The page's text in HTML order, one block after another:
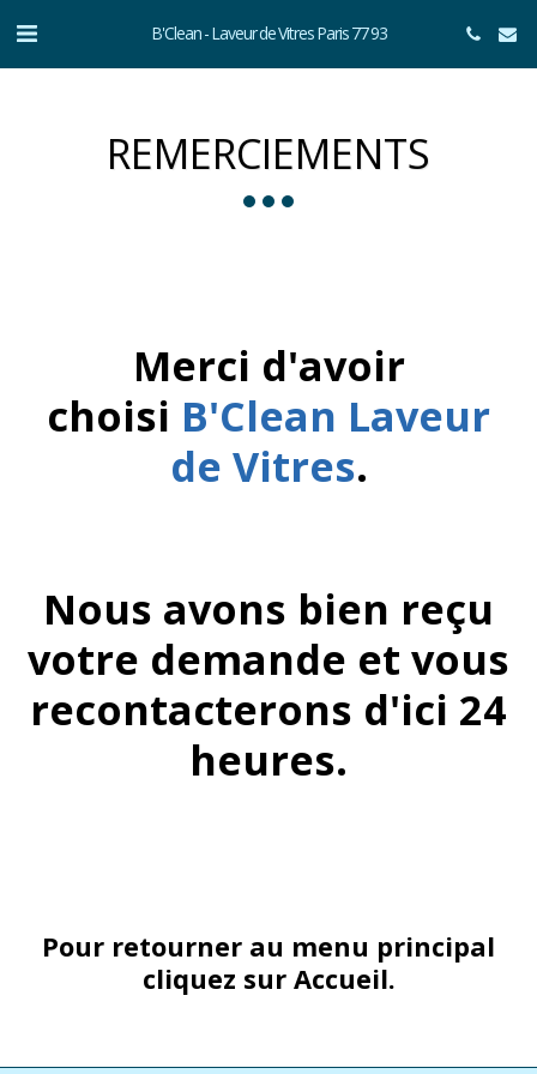
B'Clean - Laveur de Vitres Paris 77 93
REMERCIEMENTS
Merci d'avoir
choisi B'Clean Laveur
de Vitres.
Nous avons bien reçu
votre demande et vous
recontacterons d'ici 24
heures.
Pour retourner au menu principal
cliquez sur Accueil.